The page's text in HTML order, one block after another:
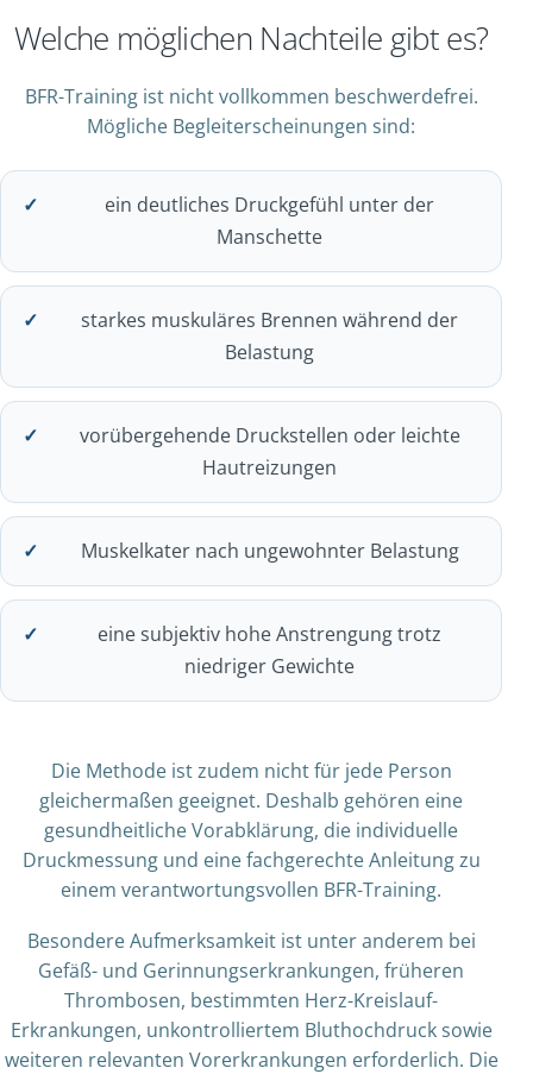
Welche möglichen Nachteile gibt es?
BFR-Training ist nicht vollkommen beschwerdefrei.
Mögliche Begleiterscheinungen sind:
ein deutliches Druckgefühl unter der
Manschette
starkes muskuläres Brennen während der
Belastung
vorübergehende Druckstellen oder leichte
Hautreizungen
Muskelkater nach ungewohnter Belastung
eine subjektiv hohe Anstrengung trotz
niedriger Gewichte
Die Methode ist zudem nicht für jede Person
gleichermaßen geeignet. Deshalb gehören eine
gesundheitliche Vorabklärung, die individuelle
Druckmessung und eine fachgerechte Anleitung zu
einem verantwortungsvollen BFR-Training.
Besondere Aufmerksamkeit ist unter anderem bei
Gefäß- und Gerinnungserkrankungen, früheren
Thrombosen, bestimmten Herz-Kreislauf-
Erkrankungen, unkontrolliertem Bluthochdruck sowie
weiteren relevanten Vorerkrankungen erforderlich. Die